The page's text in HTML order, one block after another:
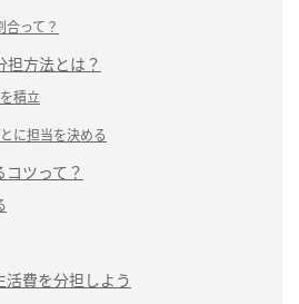
って？
担方法とは？
積立
に担当を決める
ツって？
費を分担しよう